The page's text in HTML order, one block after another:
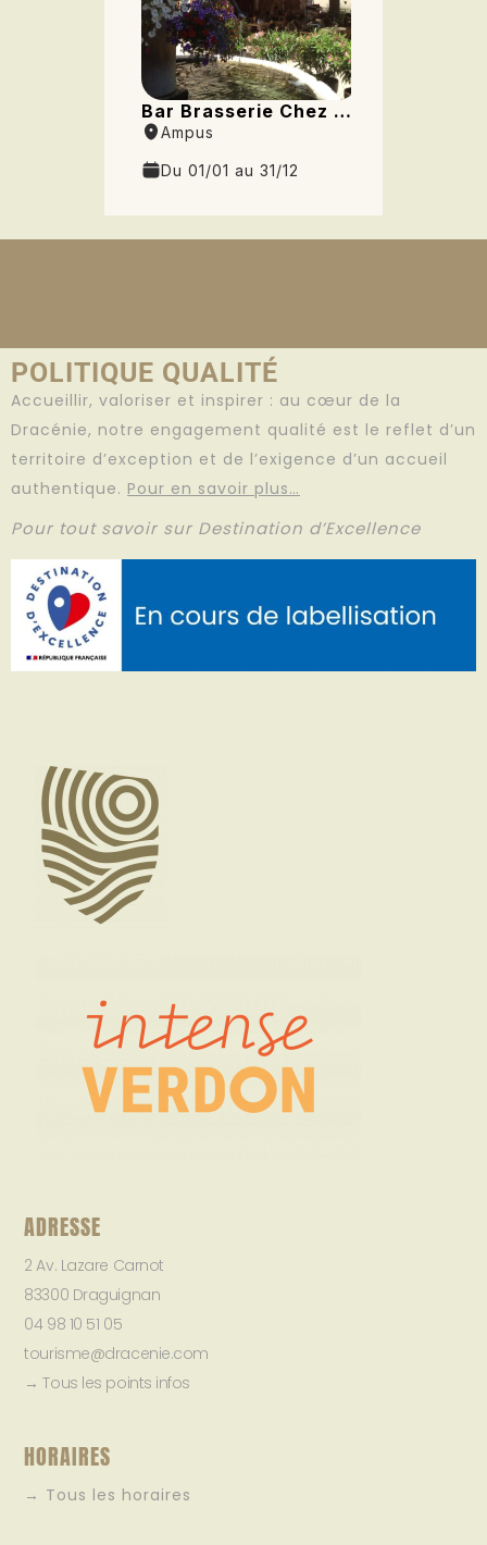
POLITIQUE QUALITÉ
Accueillir, valoriser et inspirer : au cœur de la
Dracénie, notre engagement qualité est le reflet d’un
territoire d’exception et de l’exigence d’un accueil
authentique. Pour en savoir plus…
Pour tout savoir sur Destination d’Excellence
ADRESSE
2 Av. Lazare Carnot
83300 Draguignan
04 98 10 51 05
tourisme@dracenie.com
→ Tous les points infos
HORAIRES
→ Tous les horaires